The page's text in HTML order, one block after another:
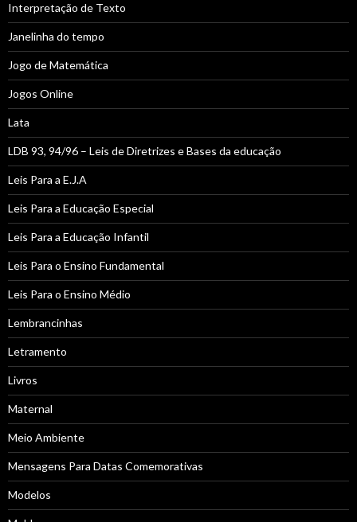
Interpretação de Texto
Janelinha do tempo
Jogo de Matemática
Jogos Online
Lata
LDB 93, 94/96 – Leis de Diretrizes e Bases da educação
Leis Para a E.J.A
Leis Para a Educação Especial
Leis Para a Educação Infantil
Leis Para o Ensino Fundamental
Leis Para o Ensino Médio
Lembrancinhas
Letramento
Livros
Maternal
Meio Ambiente
Mensagens Para Datas Comemorativas
Modelos